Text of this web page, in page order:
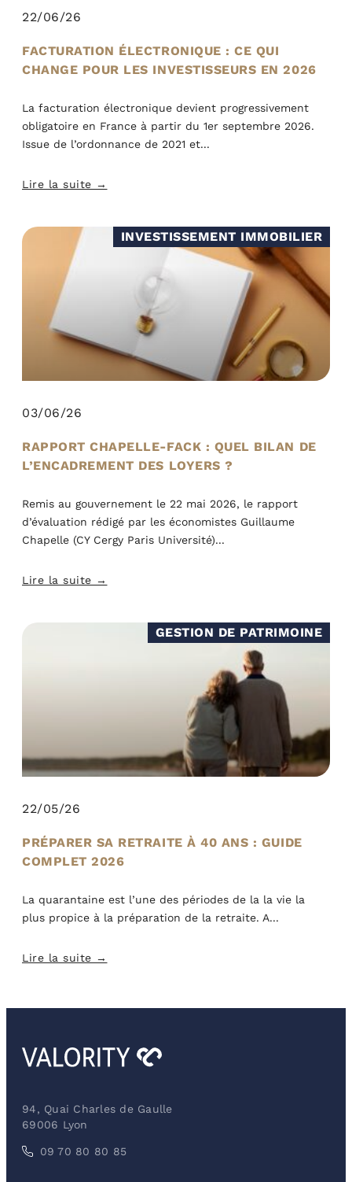
FACTURATION ÉLECTRONIQUE : CE QUI
CHANGE POUR LES INVESTISSEURS EN 2026
La facturation électronique devient progressivement
obligatoire en France à partir du 1er septembre 2026.
Issue de l’ordonnance de 2021 et
Lire la suite →
22/06/26
INVESTISSEMENT IMMOBILIER
RAPPORT CHAPELLE-FACK : QUEL BILAN DE
L’ENCADREMENT DES LOYERS ?
Remis au gouvernement le 22 mai 2026, le rapport
d’évaluation rédigé par les économistes Guillaume
Chapelle (CY Cergy Paris Université)
Lire la suite →
03/06/26
GESTION DE PATRIMOINE
PRÉPARER SA RETRAITE À 40 ANS : GUIDE
COMPLET 2026
La quarantaine est l’une des périodes de la la vie la
plus propice à la préparation de la retraite. A
Lire la suite →
22/05/26
94, Quai Charles de Gaulle
69006 Lyon
09 70 80 80 85